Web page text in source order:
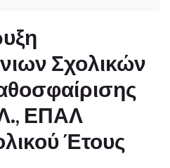
Σχολικών
ΕΠΑΛ
Έτους